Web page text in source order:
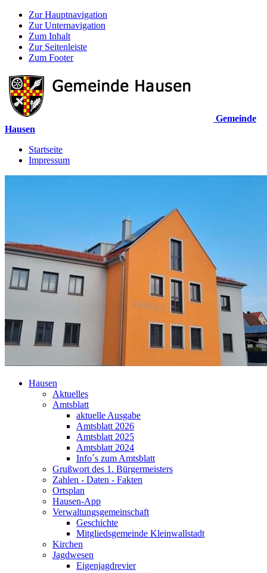
Zur Hauptnavigation
Zur Unternavigation
Zum Inhalt
Zur Seitenleiste
Zum Footer
Gemeinde
Hausen
Startseite
Impressum
Hausen
Aktuelles
Amtsblatt
aktuelle Ausgabe
Amtsblatt 2026
Amtsblatt 2025
Amtsblatt 2024
Info´s zum Amtsblatt
Grußwort des 1. Bürgermeisters
Zahlen - Daten - Fakten
Ortsplan
Hausen-App
Verwaltungsgemeinschaft
Geschichte
Mitgliedsgemeinde Kleinwallstadt
Kirchen
Jagdwesen
Eigenjagdrevier